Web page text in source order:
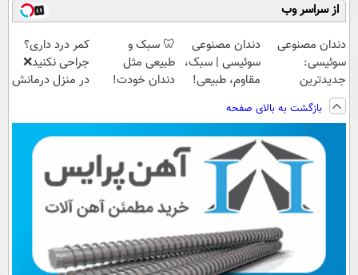
از سراسر وب
دندان مصنوعی
سوئیسی:
جدیدترین
فناوری اروپا،
سبک و مقاوم |
پرداخت قسطی
دندان مصنوعی
سوئیسی | سبک،
مقاوم، طبیعی!
رایگان+پرداخت
اقساطی😍
🦷 سبک و
طبیعی مثل
دندان خودت!
💳 📍 تهران
کمر درد داری؟
جراحی نکنید❌
در منزل درمانش
بازگشت به بالای صفحه